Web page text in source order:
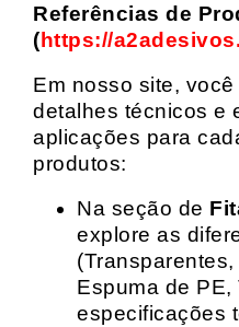
Referências de
(https://
Em nosso site,
detalhes técnicos e
aplicações para
produtos:
Na seção de
explore as
Espuma de
especificações